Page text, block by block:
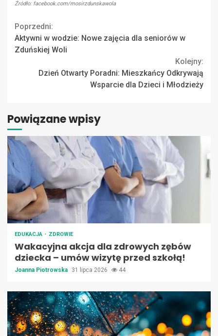
Źródło: facebook.com/mosirzdunskawola
Continue
Reading
Poprzedni:
Aktywni w wodzie: Nowe zajęcia dla seniorów w
Zduńskiej Woli
Kolejny:
Dzień Otwarty Poradni: Mieszkańcy Odkrywają
Wsparcie dla Dzieci i Młodzieży
Powiązane wpisy
EDUKACJA ZDROWIE
Wakacyjna akcja dla zdrowych zębów
dziecka – umów wizytę przed szkołą!
Joanna Piotrowska 31 lipca 2026 44